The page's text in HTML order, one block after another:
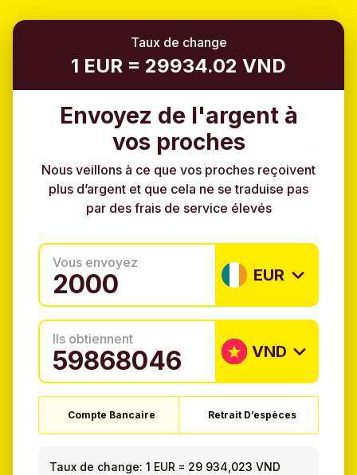
Taux de change
1 EUR = 29934.02 VND
Envoyez de l'argent à
vos proches
Nous veillons à ce que vos proches reçoivent
plus d’argent et que cela ne se traduise pas
par des frais de service élevés
Vous envoyez
EUR
Ils obtiennent
VND
Compte Bancaire Retrait D’espèces
Taux de change: 1 EUR = 29 934,023 VND